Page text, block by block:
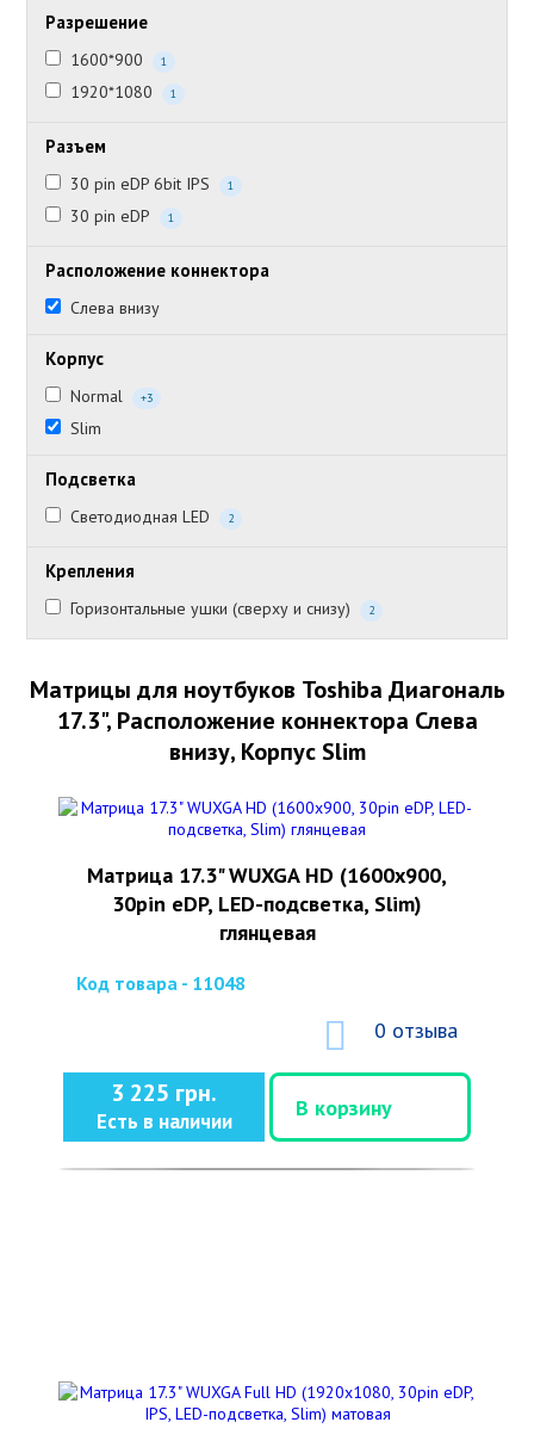
Разрешение
1600*900 1
1920*1080 1
Разъем
30 pin eDP 6bit IPS 1
30 pin eDP 1
Расположение коннектора
Слева внизу
Корпус
Normal +3
Slim
Подсветка
Светодиодная LED 2
Крепления
Горизонтальные ушки (сверху и снизу) 2
Матрицы для ноутбуков Toshiba Диагональ
17.3", Расположение коннектора Слева
внизу, Корпус Slim
Матрица 17.3" WUXGA HD (1600x900,
30pin eDP, LED-подсветка, Slim)
глянцевая
Код товара - 11048
0 отзыва
3 225 грн.
Есть в наличии
В корзину